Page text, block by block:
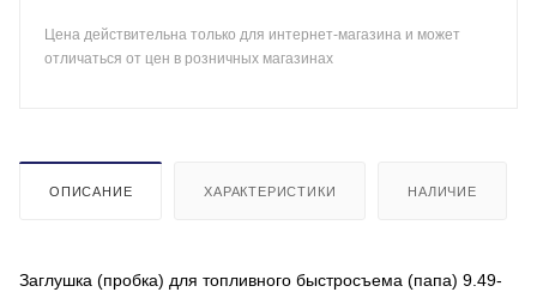
Цена действительна только для интернет-магазина и может
отличаться от цен в розничных магазинах
ОПИСАНИЕ ХАРАКТЕРИСТИКИ НАЛИЧИЕ
Заглушка (пробка) для топливного быстросъема (папа) 9.49-